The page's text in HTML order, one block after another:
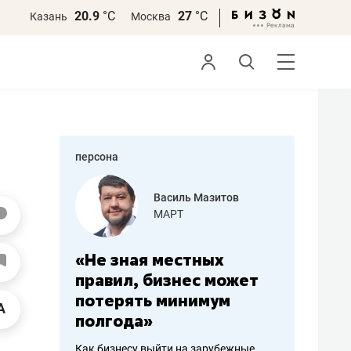
Казань 20.9 °С Москва 27 °С
персона
работа
Василь Мазитов
МАРТ
«Не зная местных
правил, бизнес может
потерять минимум
полгода»